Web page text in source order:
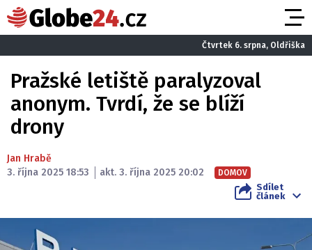
Čtvrtek 6. srpna, Oldřiška
Pražské letiště paralyzoval
anonym. Tvrdí, že se blíží
drony
Jan Hrabě
3. října 2025 18:53
akt. 3. října 2025 20:02 DOMOV
Sdílet
článek